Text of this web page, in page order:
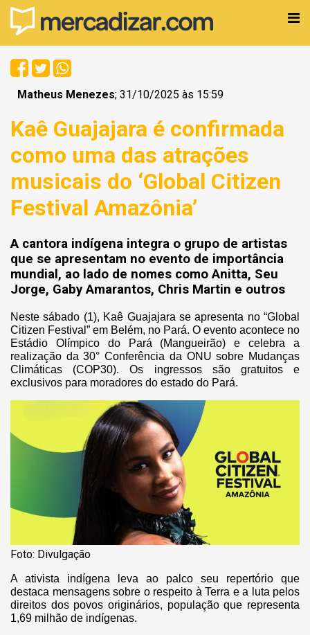
Matheus Menezes; 31/10/2025 às 15:59
Kaê Guajajara é confirmada
como uma das atrações
musicais do ‘Global Citizen
Festival Amazônia’
A cantora indígena integra o grupo de artistas
que se apresentam no evento de importância
mundial, ao lado de nomes como Anitta, Seu
Jorge, Gaby Amarantos, Chris Martin e outros
Neste sábado (1), Kaê Guajajara se apresenta no “Global
Citizen Festival” em Belém, no Pará. O evento acontece no
Estádio Olímpico do Pará (Mangueirão) e celebra a
realização da 30° Conferência da ONU sobre Mudanças
Climáticas (COP30). Os ingressos são gratuitos e
exclusivos para moradores do estado do Pará.
Foto: Divulgação
A ativista indígena leva ao palco seu repertório que
destaca mensagens sobre o respeito à Terra e a luta pelos
direitos dos povos originários, população que representa
1,69 milhão de indígenas.